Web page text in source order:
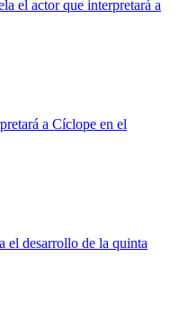
el actor que interpretará a
a Cíclope en el
el desarrollo de la quinta